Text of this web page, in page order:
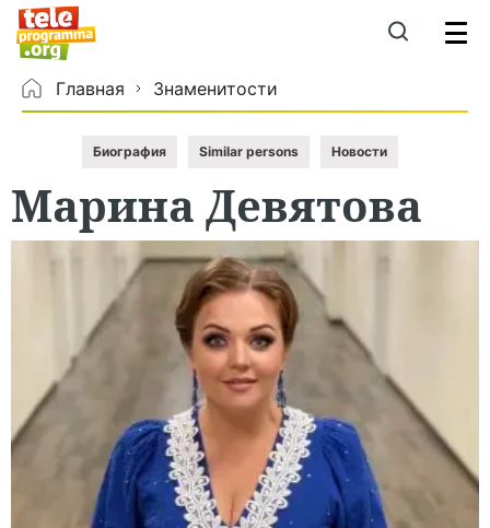
Главная Знаменитости
Биография Similar persons Новости
МаринаДевятова